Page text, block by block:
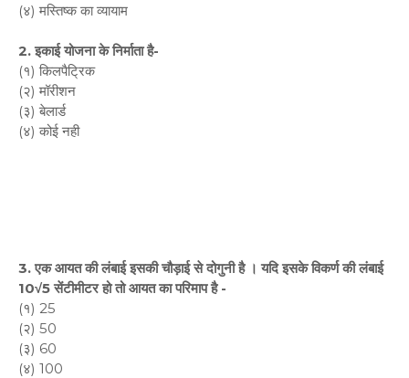
(४) मस्तिष्क का व्यायाम
2. इकाई योजना के निर्माता है-
(१) किलपैट्रिक
(२) मॉरीशन
(३) बेलार्ड
(४) कोई नही
3. एक आयत की लंबाई इसकी चौड़ाई से दोगुनी है । यदि इसके विकर्ण की लंबाई
10√5 सेंटीमीटर हो तो आयत का परिमाप है -
(१) 25
(२) 50
(३) 60
(४) 100